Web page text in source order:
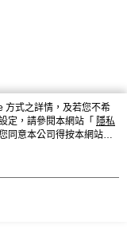
方式之詳情，及若您不希
定，請參閱本網站「 隱私
同意本公司得按本網站使